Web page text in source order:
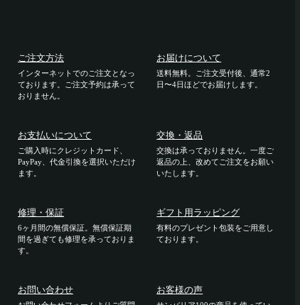
ご注文方法
インターネットでのご注文となっ
ております。ご注文予約は承って
おりません。
お届けについて
送料無料。ご注文受付後、通常2
日〜4日ほどでお届けします。
お支払いについて
ご購入時にクレジットカード、
PayPay、代金引換を選択いただけ
ます。
交換・返品
交換は承っておりません。一度ご
返品の上、改めてご注文をお願い
いたします。
修理・保証
6ヶ月間の無償保証。無償保証期
間を過ぎても修理を承っておりま
す。
ギフト用ラッピング
有料のプレゼント包装をご用意し
ております。
お問い合わせ お客様の声